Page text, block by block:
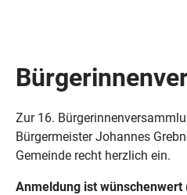
Zur 16.
Bürgermeister Johannes
Gemeinde recht herzlich ein.
Anmeldung ist